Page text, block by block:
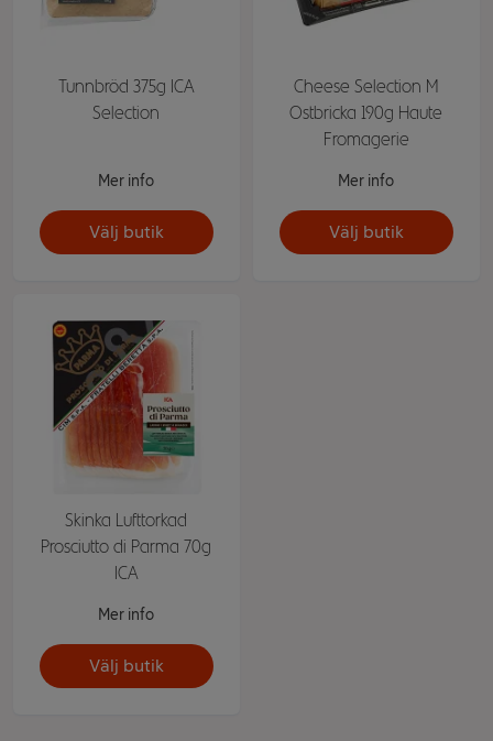
Tunnbröd 375g ICA
Selection
Mer info
Välj butik
Cheese Selection M
Ostbricka 190g Haute
Fromagerie
Mer info
Välj butik
Skinka Lufttorkad
Prosciutto di Parma 70g
ICA
Mer info
Välj butik